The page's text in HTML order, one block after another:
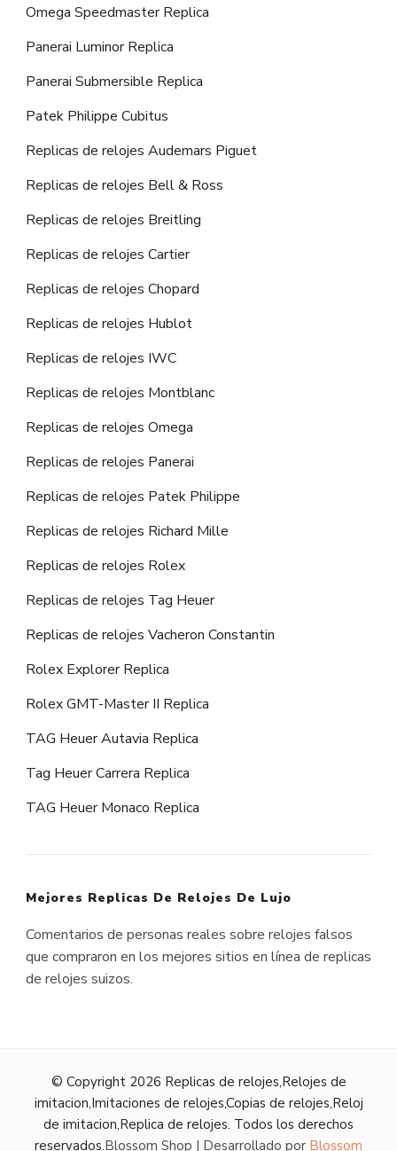
Omega Speedmaster Replica
Panerai Luminor Replica
Panerai Submersible Replica
Patek Philippe Cubitus
Replicas de relojes Audemars Piguet
Replicas de relojes Bell & Ross
Replicas de relojes Breitling
Replicas de relojes Cartier
Replicas de relojes Chopard
Replicas de relojes Hublot
Replicas de relojes IWC
Replicas de relojes Montblanc
Replicas de relojes Omega
Replicas de relojes Panerai
Replicas de relojes Patek Philippe
Replicas de relojes Richard Mille
Replicas de relojes Rolex
Replicas de relojes Tag Heuer
Replicas de relojes Vacheron Constantin
Rolex Explorer Replica
Rolex GMT-Master II Replica
TAG Heuer Autavia Replica
Tag Heuer Carrera Replica
TAG Heuer Monaco Replica
Mejores Replicas De Relojes De Lujo
Comentarios de personas reales sobre relojes falsos
que compraron en los mejores sitios en línea de replicas
de relojes suizos.
© Copyright 2026 Replicas de relojes,Relojes de
imitacion,Imitaciones de relojes,Copias de relojes,Reloj
de imitacion,Replica de relojes. Todos los derechos
reservados.Blossom Shop | Desarrollado por Blossom